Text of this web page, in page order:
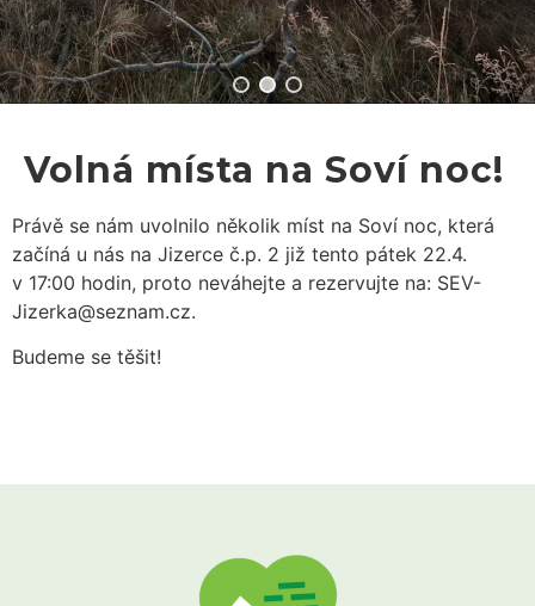
Volná místa na Soví noc!
Právě se nám uvolnilo několik míst na Soví noc, která
začíná u nás na Jizerce č.p. 2 již tento pátek 22.4.
v 17:00 hodin, proto neváhejte a rezervujte na: SEV-
Jizerka@seznam.cz.
Budeme se těšit!